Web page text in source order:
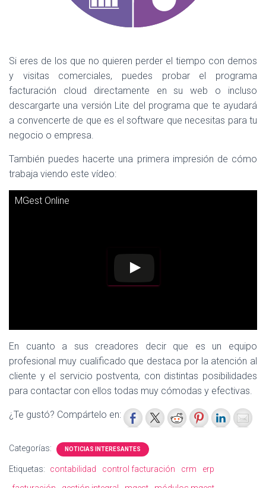
Si eres de los que no quieren perder el tiempo con demos
y visitas comerciales, puedes probar el programa
facturación cloud
directamente en su web o incluso
descargarte una versión Lite del programa que te ayudará
a convencerte de que es el software que necesitas para tu
negocio o empresa.
También puedes hacerte una primera impresión de cómo
trabaja viendo este vídeo:
MGest Online
En cuanto a sus creadores decir que es un equipo
profesional muy cualificado que destaca por la atención al
cliente y el servicio postventa, con distintas posibilidades
para contactar con ellos todas muy cómodas y efectivas.
¿Te gustó? Compártelo en:
Categorías: NOTICIAS INTERESANTES
Etiquetas: contabilidad control facturación crm
erp